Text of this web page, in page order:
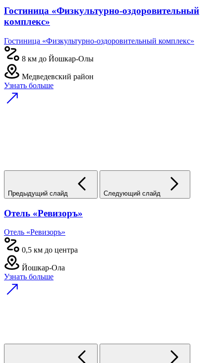
Гостиница «Физкультурно-оздоровительный
комплекс»
Гостиница «Физкультурно-оздоровительный комплекс»
8 км до Йошкар-Олы
Медведевский район
Узнать больше
Предыдущий слайд Следующий слайд
Отель «Ревизоръ»
Отель «Ревизоръ»
0,5 км до центра
Йошкар-Ола
Узнать больше